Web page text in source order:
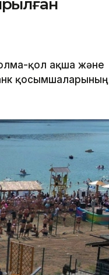
қол ақша және
қосымшаларының